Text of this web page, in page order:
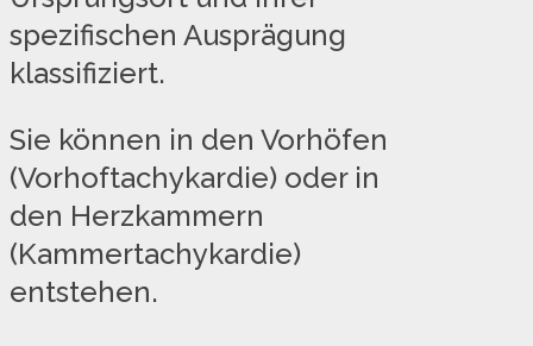
spezifischen Ausprägung
klassifiziert.
Sie können in den Vorhöfen
(Vorhoftachykardie) oder in
den Herzkammern
(Kammertachykardie)
entstehen.